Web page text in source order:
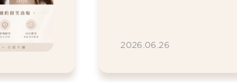
2026.06.26